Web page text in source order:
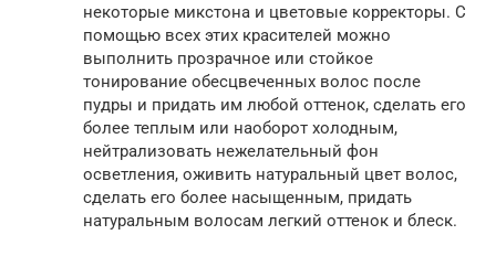
некоторые микстона и цветовые корректоры. С
помощью всех этих красителей можно
выполнить прозрачное или стойкое
тонирование обесцвеченных волос после
пудры и придать им любой оттенок, сделать его
более теплым или наоборот холодным,
нейтрализовать нежелательный фон
осветления, оживить натуральный цвет волос,
сделать его более насыщенным, придать
натуральным волосам легкий оттенок и блеск.